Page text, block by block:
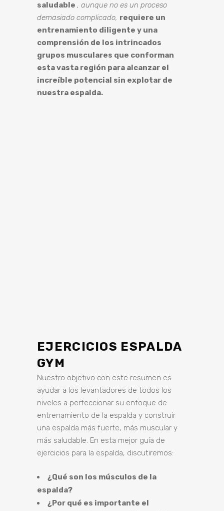
saludable , aunque no es un proceso
demasiado complicado, requiere un
entrenamiento diligente y una
comprensión de los intrincados
grupos musculares que conforman
esta vasta región para alcanzar el
increíble potencial sin explotar de
nuestra espalda.
EJERCICIOS ESPALDA
GYM
Nuestro objetivo con este resumen es
ayudar a los levantadores de todos los
niveles a perfeccionar su enfoque de
entrenamiento de la espalda y construir
una espalda más fuerte, más muscular y
más saludable. En esta mejor guía de
ejercicios para la espalda, discutiremos:
¿Qué son los músculos de la
espalda?
¿Por qué es importante el